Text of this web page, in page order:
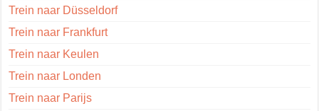
Trein naar Düsseldorf
Trein naar Frankfurt
Trein naar Keulen
Trein naar Londen
Trein naar Parijs